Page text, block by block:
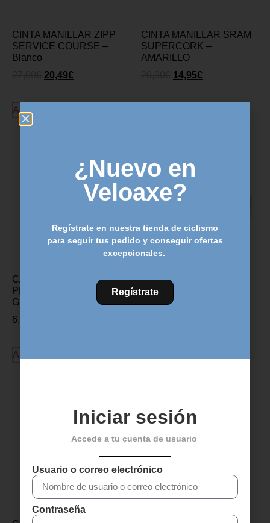
CINTA MANILLAR ZIPP
SERVICE COURSE –
Blanco
20,49€
Añadir al carrito
CINTA MANILLAR SRAM
SUPERCORK –
AMARILLO
14,95€
CALAS ROTO PARA
PEDALES LOOK KEO –
Gris 4.5°
6,99
Añadir al carrito
ALARGADOR FSA
ALUMINIO – 5mm
3,99€
¿Nuevo en
Veloaxe?
Regístrate en nuestra tienda de ciclismo
para seguir tus pedido y conseguir ofertas
excepcionales.
Regístrate
Iniciar sesión
Accede a tu cuenta de usuario
Usuario o correo electrónico
Contraseña